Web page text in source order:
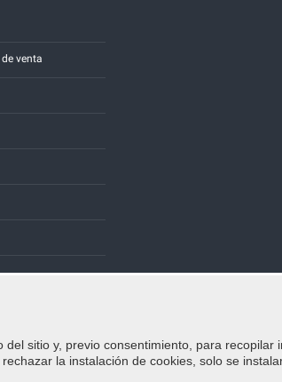
venta
Credits:E-COMIT
sitio y, previo consentimiento, para
la instalación de cookies, solo se